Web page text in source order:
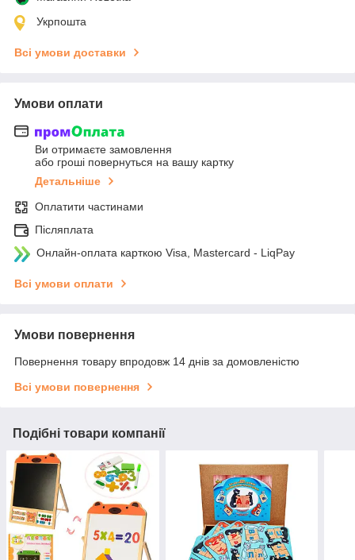
Укрпошта
Всі умови доставки
Умови оплати
Ви отримаєте замовлення
або гроші повернуться на вашу картку
Детальніше
Оплатити частинами
Післяплата
Онлайн-оплата карткою Visa, Mastercard - LiqPay
Всі умови оплати
Умови повернення
Повернення товару впродовж 14 днів за домовленістю
Всі умови повернення
Подібні товари компанії